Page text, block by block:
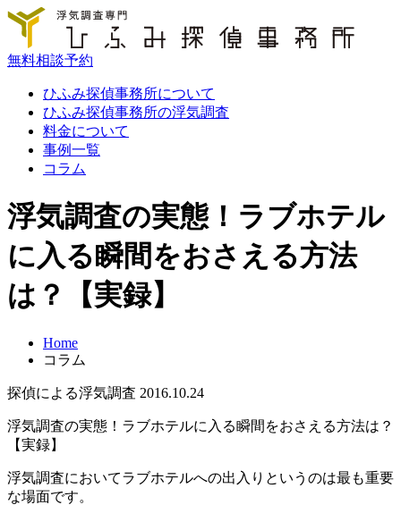
無料相談予約
ひふみ探偵事務所について
ひふみ探偵事務所の浮気調査
料金について
事例一覧
コラム
浮気調査の実態！ラブホテル
に入る瞬間をおさえる方法
は？【実録】
Home
コラム
探偵による浮気調査 2016.10.24
浮気調査の実態！ラブホテルに入る瞬間をおさえる方法は？
【実録】
浮気調査においてラブホテルへの出入りというのは最も重要
な場面です。